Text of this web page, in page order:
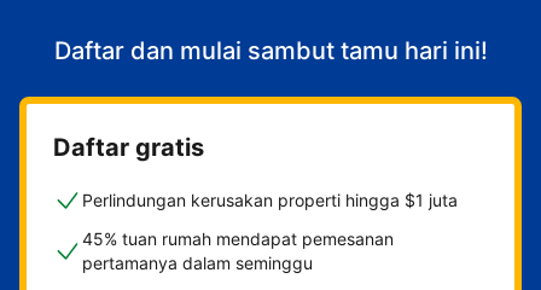
Daftar dan mulai sambut tamu hari ini!
Daftar gratis
Perlindungan kerusakan properti hingga $1 juta
45% tuan rumah mendapat pemesanan
pertamanya dalam seminggu